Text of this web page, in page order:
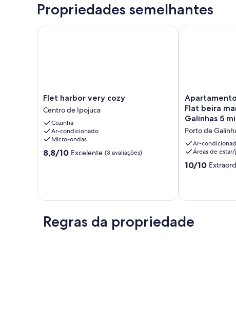
Propriedades semelhantes
Flet
harbor
very
cozy
Centro
de
Ipojuca
Flet harbor very cozy
Centro de Ipojuca
Cozinha
Ar-condicionado
Micro-ondas
8.8
avaliações)
8,8/10 Excelente (3 avaliações)
Flet harbor very cozy
Apartamento
no
Manawa
Flat
beira
mar
de
Porto
5
do
centro
Flat beira
Galinhas 5
Porto de
Ar-
Áreas de
10.0
(1
10/10
Apartamento
Regras da propriedade